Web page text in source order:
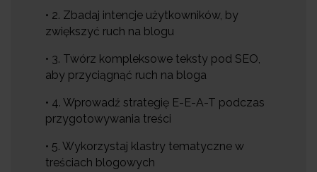
• 2. Zbadaj intencje użytkowników, by
zwiększyć ruch na blogu
• 3. Twórz kompleksowe teksty pod SEO,
aby przyciągnąć ruch na bloga
• 4. Wprowadź strategię E-E-A-T podczas
przygotowywania treści
• 5. Wykorzystaj klastry tematyczne w
treściach blogowych